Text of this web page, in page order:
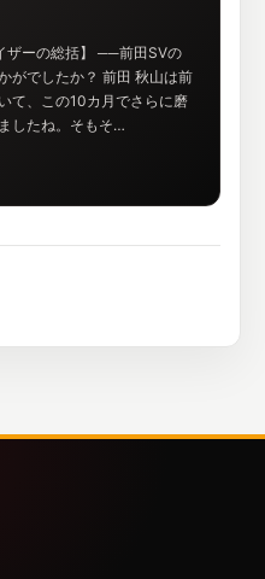
ザーの総括】 ──前田SVの
がでしたか？ 前田 秋山は前
て、この10カ月でさらに磨
したね。そもそ…